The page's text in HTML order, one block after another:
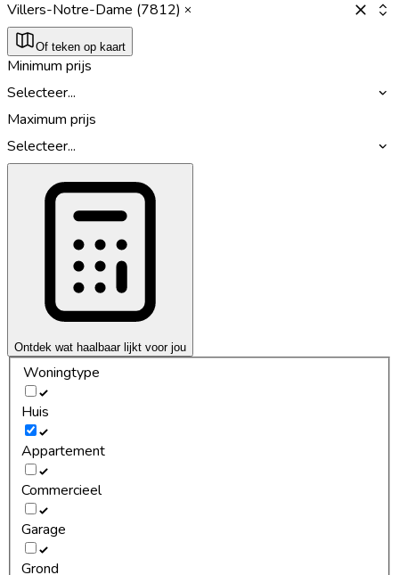
Villers-Notre-Dame (7812)
Of teken op kaart
Minimum prijs
Selecteer...
Maximum prijs
Selecteer...
Ontdek wat haalbaar lijkt voor jou
Woningtype
Huis
Appartement
Commercieel
Garage
Grond